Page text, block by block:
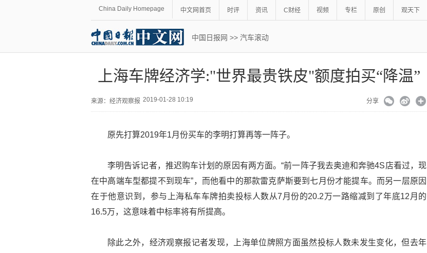
China Daily Homepage 中文网首页 时评 资讯 C财经 视频 专栏 原创 观天下
中国日报网 >> 汽车滚动
上海车牌经济学:"世界最贵铁皮"额度拍买“降温”
来源： 经济观察报 2019-01-28 10:19 分享
原先打算2019年1月份买车的李明打算再等一阵子。
李明告诉记者，推迟购车计划的原因有两方面。“前一阵子我去奥迪和奔驰4S店看过，现
在中高端车型都提不到现车”，而他看中的那款雷克萨斯要到七月份才能提车。而另一层原因
在于他意识到，参与上海私车车牌拍卖投标人数从7月份的20.2万一路缩减到了年底12月的
16.5万，这意味着中标率将有所提高。
除此之外，经济观察报记者发现，上海单位牌照方面虽然投标人数未发生变化，但去年